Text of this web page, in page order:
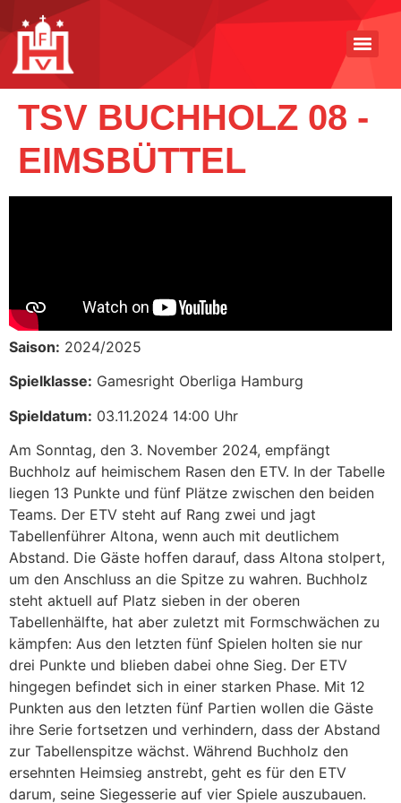
TSV BUCHHOLZ 08 -
EIMSBÜTTEL
Saison: 2024/2025
Spielklasse: Gamesright Oberliga Hamburg
Spieldatum: 03.11.2024 14:00 Uhr
Am Sonntag, den 3. November 2024, empfängt
Buchholz auf heimischem Rasen den ETV. In der Tabelle
liegen 13 Punkte und fünf Plätze zwischen den beiden
Teams. Der ETV steht auf Rang zwei und jagt
Tabellenführer Altona, wenn auch mit deutlichem
Abstand. Die Gäste hoffen darauf, dass Altona stolpert,
um den Anschluss an die Spitze zu wahren. Buchholz
steht aktuell auf Platz sieben in der oberen
Tabellenhälfte, hat aber zuletzt mit Formschwächen zu
kämpfen: Aus den letzten fünf Spielen holten sie nur
drei Punkte und blieben dabei ohne Sieg. Der ETV
hingegen befindet sich in einer starken Phase. Mit 12
Punkten aus den letzten fünf Partien wollen die Gäste
ihre Serie fortsetzen und verhindern, dass der Abstand
zur Tabellenspitze wächst. Während Buchholz den
ersehnten Heimsieg anstrebt, geht es für den ETV
darum, seine Siegesserie auf vier Spiele auszubauen.